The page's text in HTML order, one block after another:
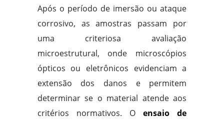
Após o período de imersão ou ataque
corrosivo, as amostras passam por
uma criteriosa avaliação
microestrutural, onde microscópios
ópticos ou eletrônicos evidenciam a
extensão dos danos e permitem
determinar se o material atende aos
critérios normativos. Oensaio de